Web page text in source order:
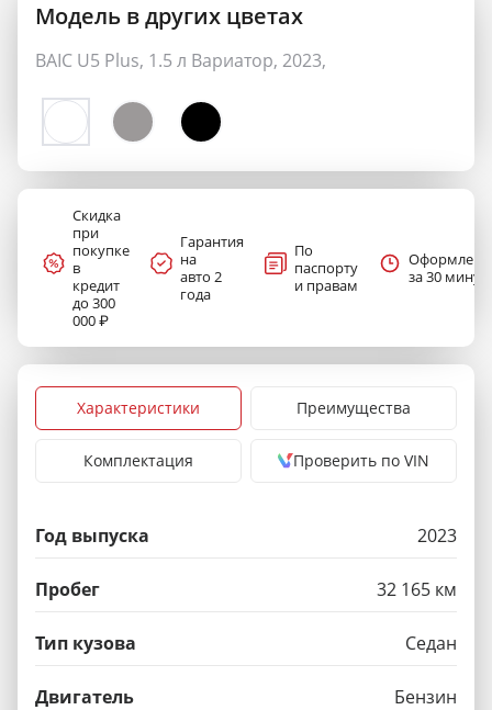
Модель в других цветах
BAIC U5 Plus, 1.5 л Вариатор, 2023,
Скидка
при
покупке
в
кредит
до 300
000 ₽
Гарантия
на
авто 2
года
По
паспорту
и правам
за 30 минут
Характеристики Преимущества
Комплектация Проверить по VIN
Год выпуска 2023
Пробег 32 165 км
Тип кузова Седан
Двигатель Бензин